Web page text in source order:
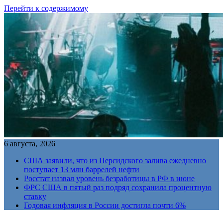
Перейти к содержимому
6 августа, 2026
США заявили, что из Персидского залива ежедневно
поступает 13 млн баррелей нефти
Росстат назвал уровень безработицы в РФ в июне
ФРС США в пятый раз подряд сохранила процентную
ставку
Годовая инфляция в России достигла почти 6%